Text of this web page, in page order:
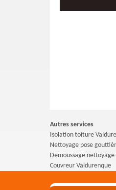
Autres services
Isolation toiture
Nettoyage pose
Demoussage
Couvreur Valdurenque